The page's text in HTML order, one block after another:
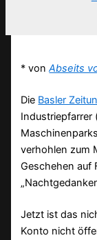
* vonAbseits
Die Basler
Industriepfarrer
verhohlen zum
Geschehen auf
Jetzt ist das
Konto nicht